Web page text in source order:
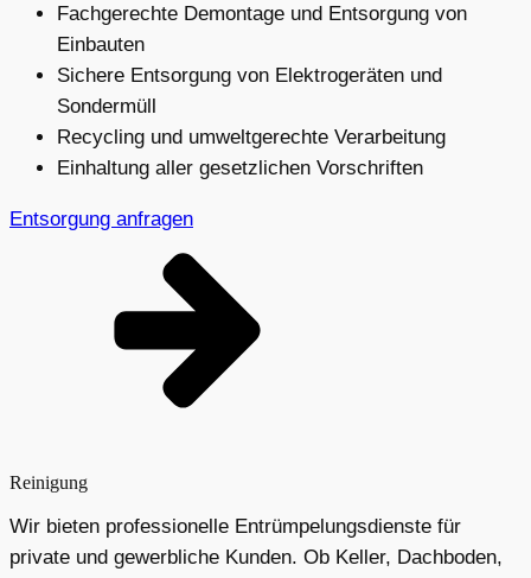
Fachgerechte Demontage und Entsorgung von
Einbauten
Sichere Entsorgung von Elektrogeräten und
Sondermüll
Recycling und umweltgerechte Verarbeitung
Einhaltung aller gesetzlichen Vorschriften
Entsorgung anfragen
Reinigung
Wir bieten professionelle Entrümpelungsdienste für
private und gewerbliche Kunden. Ob Keller, Dachboden,